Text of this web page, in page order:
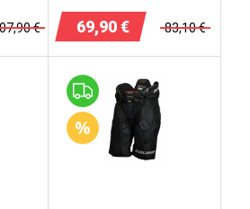
€ 69,90€ 83,10€